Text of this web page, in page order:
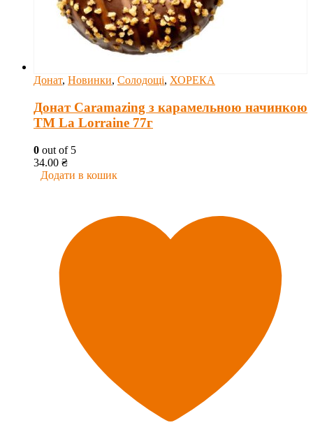
Донат, Новинки, Солодощі, ХОРЕКА
Донат Caramazing з карамельною начинкою
ТМ La Lorraine 77г
0 out of 5
34.00 ₴
Додати в кошик